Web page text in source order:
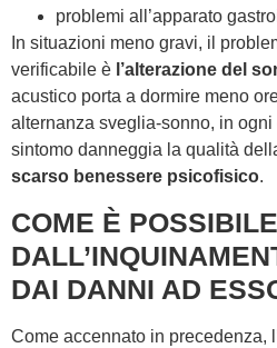
problemi all’apparato
In situazioni meno gravi, il
verificabile è l’alterazione del
acustico porta a dormire meno
alternanza sveglia-sonno, in
sintomo danneggia la qualità
scarso benessere psicofisico.
COME È
DAI DANNI AD
Come accennato in precedenza,